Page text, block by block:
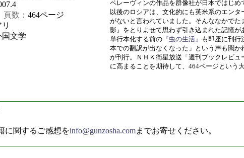
頁数： 464ページ
国文学
ペレーヴィンの作品を群像社が日本ではじ
以後のロシアは、文化的にも英米系のエン
がないと言われていました。そんななかで
影』をとりよせて思わず引き込まれた記憶
単行本化する前の『虫の生活』
も即座に刊行
本での翻訳が出なくなった」という声も聞
が刊行。ＮＨＫ衛星放送「週刊ブックレビ
に高まることを期待して、464ページという
に関するご感想をinfo@gunzosha.comまでお寄せください。